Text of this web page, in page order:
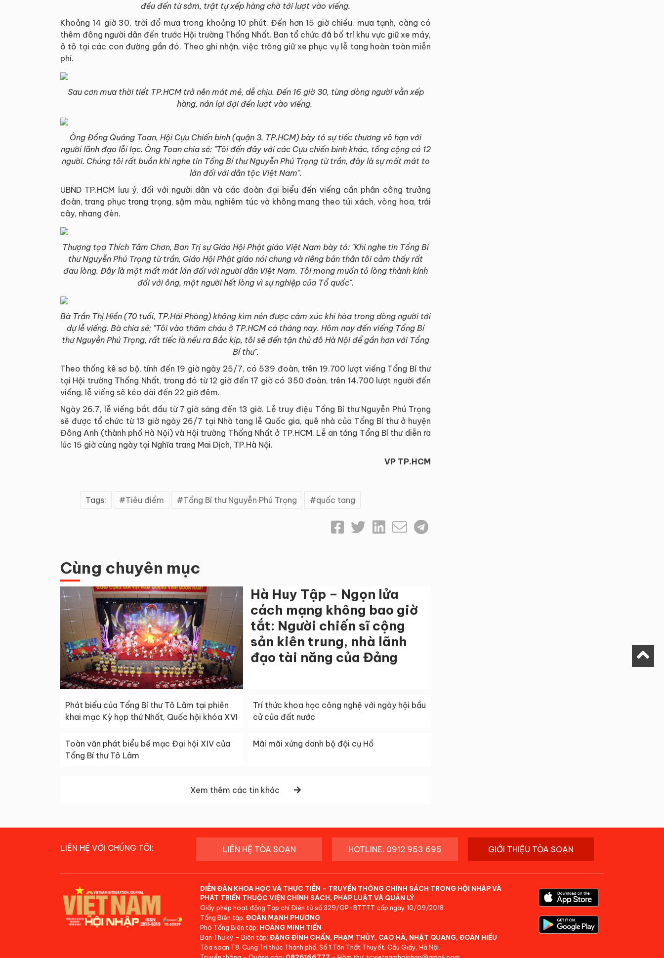
đều đến từ sớm, trật tự xếp hàng chờ tới lượt vào viếng.
Khoảng 14 giờ 30, trời đổ mưa trong khoảng 10 phút. Đến hơn 15 giờ chiều, mưa tạnh, càng có
thêm đông người dân đến trước Hội trường Thống Nhất. Ban tổ chức đã bố trí khu vực giữ xe máy,
ô tô tại các con đường gần đó. Theo ghi nhận, việc trông giữ xe phục vụ lễ tang hoàn toàn miễn
phí.
Sau cơn mưa thời tiết TP.HCM trở nên mát mẻ, dễ chịu. Đến 16 giờ 30, từng dòng người vẫn xếp
hàng, nán lại đợi đến lượt vào viếng.
Ông Đồng Quảng Toan, Hội Cựu Chiến binh (quận 3, TP.HCM) bày tỏ sự tiếc thương vô hạn với
người lãnh đạo lỗi lạc. Ông Toan chia sẻ: "Tôi đến đây với các Cựu chiến binh khác, tổng cộng có 12
người. Chúng tôi rất buồn khi nghe tin Tổng Bí thư Nguyễn Phú Trọng từ trần, đây là sự mất mát to
lớn đối với dân tộc Việt Nam".
UBND TP.HCM lưu ý, đối với người dân và các đoàn đại biểu đến viếng cần phân công trưởng
đoàn, trang phục trang trọng, sậm màu, nghiêm túc và không mang theo túi xách, vòng hoa, trái
cây, nhang đèn.
Thượng tọa Thích Tâm Chơn, Ban Trị sự Giáo Hội Phật giáo Việt Nam bày tỏ: "Khi nghe tin Tổng Bí
thư Nguyễn Phú Trọng từ trần, Giáo Hội Phật giáo nói chung và riêng bản thân tôi cảm thấy rất
đau lòng. Đây là một mất mát lớn đối với người dân Việt Nam. Tôi mong muốn tỏ lòng thành kính
đối với ông, một người hết lòng vì sự nghiệp của Tổ quốc".
Bà Trần Thị Hiền (70 tuổi, TP.Hải Phòng) không kìm nén được cảm xúc khi hòa trong dòng người tới
dự lễ viếng. Bà chia sẻ: "Tôi vào thăm cháu ở TP.HCM cả tháng nay. Hôm nay đến viếng Tổng Bí
thư Nguyễn Phú Trọng, rất tiếc là nếu ra Bắc kịp, tôi sẽ đến tận thủ đô Hà Nội để gần hơn với Tổng
Bí thư".
Theo thống kê sơ bộ, tính đến 19 giờ ngày 25/7, có 539 đoàn, trên 19.700 lượt viếng Tổng Bí thư
tại Hội trường Thống Nhất, trong đó từ 12 giờ đến 17 giờ có 350 đoàn, trên 14.700 lượt người đến
viếng, lễ viếng sẽ kéo dài đến 22 giờ đêm.
Ngày 26.7, lễ viếng bắt đầu từ 7 giờ sáng đến 13 giờ. Lễ truy điệu Tổng Bí thư Nguyễn Phú Trọng
sẽ được tổ chức từ 13 giờ ngày 26/7 tại Nhà tang lễ Quốc gia, quê nhà của Tổng Bí thư ở huyện
Đông Anh (thành phố Hà Nội) và Hội trường Thống Nhất ở TP.HCM. Lễ an táng Tổng Bí thư diễn ra
lúc 15 giờ cùng ngày tại Nghĩa trang Mai Dịch, TP.Hà Nội.
VP TP.HCM
Tags: Tiêu điểm Tổng Bí thư Nguyễn Phú Trọng quốc tang
Cùng chuyên mục
Hà Huy Tập – Ngọn lửa
cách mạng không bao giờ
tắt: Người chiến sĩ cộng
sản kiên trung, nhà lãnh
đạo tài năng của Đảng
Phát biểu của Tổng Bí thư Tô Lâm tại phiên
khai mạc Kỳ họp thứ Nhất, Quốc hội khóa XVI
Trí thức khoa học công nghệ với ngày hội bầu
cử của đất nước
Toàn văn phát biểu bế mạc Đại hội XIV của
Tổng Bí thư Tô Lâm
Mãi mãi xứng danh bộ đội cụ Hồ
Xem thêm các tin khác
LIÊN HỆ VỚI CHÚNG TÔI: LIÊN HỆ TÒA SOẠN HOTLINE: 0912 953 695 GIỚI THIỆU TÒA SOẠN
DIỄN ĐÀN KHOA HỌC VÀ THỰC TIỄN - TRUYỀN THÔNG CHÍNH SÁCH TRONG HỘI NHẬP VÀ
PHÁT TRIỂN THUỘC VIỆN CHÍNH SÁCH, PHÁP LUẬT VÀ QUẢN LÝ
Giấy phép hoạt động Tạp chí Điện tử số 329/GP-BTTTT cấp ngày 10/09/2018.
Tổng Biên tập: ĐOÀN MẠNH PHƯƠNG
Phó Tổng Biên tập: HOÀNG MINH TIẾN
Ban Thư ký - Biên tập: ĐẶNG ĐÌNH CHẤN, PHẠM THỦY, CAO HÀ, NHẬT QUANG, ĐOÀN HIẾU
Tòa soạn:T8, Cung Trí thức Thành phố, Số 1 Tôn Thất Thuyết, Cầu Giấy, Hà Nội.